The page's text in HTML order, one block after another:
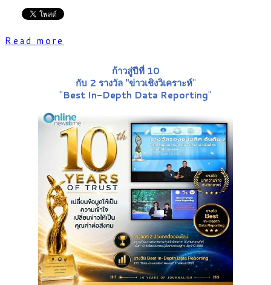
Read more
ก้าวสู่ปีที่ 10
กับ 2 รางวัล "ข่าวเชิงวิเคราะห์"
"Best In-Depth Data Reporting"